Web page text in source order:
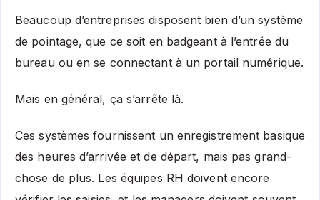
Beaucoup d’entreprises disposent bien d’un système
de pointage, que ce soit en badgeant à l’entrée du
bureau ou en se connectant à un portail numérique.
Mais en général, ça s’arrête là.
Ces systèmes fournissent un enregistrement basique
des heures d’arrivée et de départ, mais pas grand-
chose de plus. Les équipes RH doivent encore